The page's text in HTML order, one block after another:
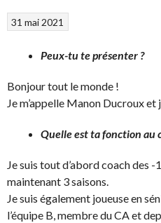
31 mai 2021
Peux-tu te présenter ?
Bonjour tout le monde !
Je m’appelle Manon Ducroux et
Quelle est ta fonction au
Je suis tout d’abord coach des -
maintenant 3 saisons.
Je suis également joueuse en
l’équipe B, membre du CA et